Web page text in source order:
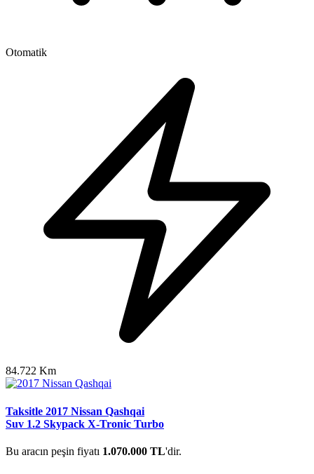
Otomatik
84.722 Km
Taksitle 2017 Nissan Qashqai
Suv 1.2 Skypack X-Tronic Turbo
Bu aracın peşin fiyatı 1.070.000 TL'dir.